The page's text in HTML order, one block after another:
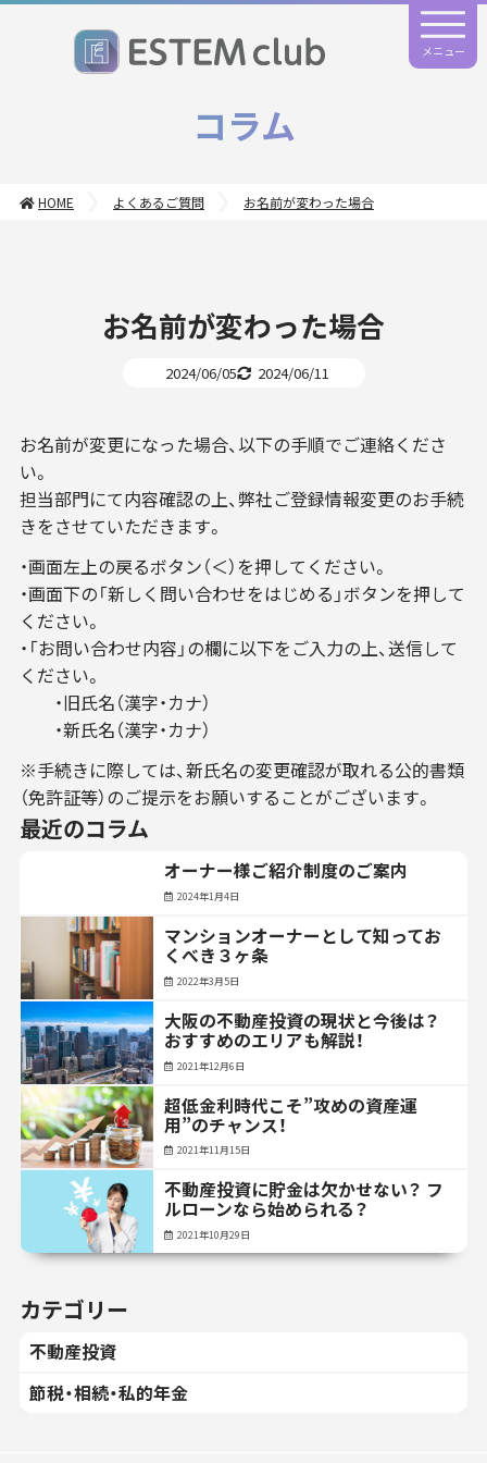
メニュー
コラム
HOME よくあるご質問 お名前が変わった場合
お名前が変わった場合
2024/06/05 2024/06/11
お名前が変更になった場合、以下の手順でご連絡くださ
い。
担当部門にて内容確認の上、弊社ご登録情報変更のお手続
きをさせていただきます。
・画面左上の戻るボタン（＜）を押してください。
・画面下の「新しく問い合わせをはじめる」ボタンを押して
ください。
・「お問い合わせ内容」の欄に以下をご入力の上、送信して
ください。
・旧氏名（漢字・カナ）
・新氏名（漢字・カナ）
※手続きに際しては、新氏名の変更確認が取れる公的書類
（免許証等）のご提示をお願いすることがございます。
最近のコラム
オーナー様ご紹介制度のご案内
2024年1月4日
マンションオーナーとして知ってお
くべき３ヶ条
2022年3月5日
大阪の不動産投資の現状と今後は？
おすすめのエリアも解説！
2021年12月6日
超低金利時代こそ”攻めの資産運
用”のチャンス！
2021年11月15日
不動産投資に貯金は欠かせない？ フ
ルローンなら始められる？
2021年10月29日
カテゴリー
不動産投資
節税・相続・私的年金